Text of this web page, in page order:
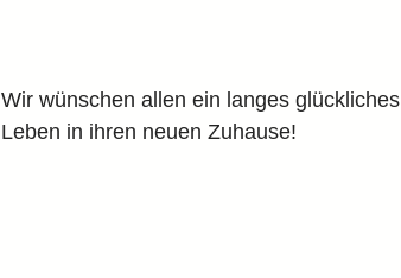
Wir wünschen allen ein langes glückliches
Leben in ihren neuen Zuhause!